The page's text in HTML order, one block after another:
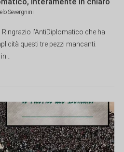
Severgnini
l’AntiDiplomatico che ha
questi tre pezzi mancanti.